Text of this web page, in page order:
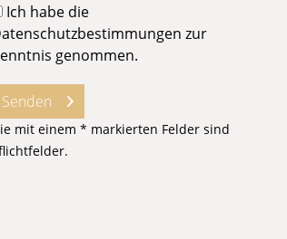
Ich habe die
zur
genommen.
Senden
mit einem * markierten Felder sind